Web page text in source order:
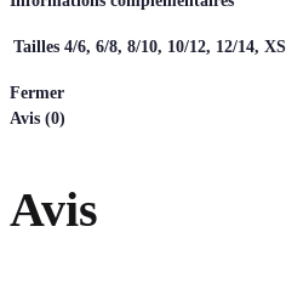
Tailles 4/6, 6/8, 8/10, 10/12, 12/14,
Fermer
Avis (0)
Avis